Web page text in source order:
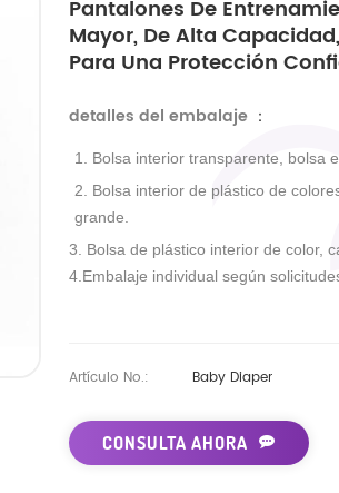
Pantalones De
Mayor, De Alta
Para Una Protección
detalles del embalaje ：
1. Bolsa interior transparente, bolsa
2. Bolsa interior de plástico de
grande.
3. Bolsa de plástico interior de color,
4.Embalaje individual según
Artículo No.: Baby Diaper
CONSULTA AHORA